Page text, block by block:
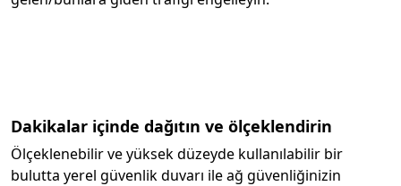
Dakikalar içinde dağıtın ve ölçeklendirin
Ölçeklenebilir ve yüksek düzeyde kullanılabilir bir
bulutta yerel güvenlik duvarı ile ağ güvenliğinizin